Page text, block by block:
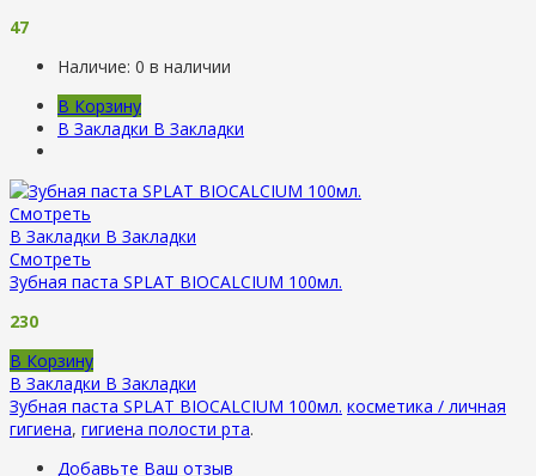
47
Наличие: 0 в наличии
В Корзину
В Закладки В Закладки
Смотреть
В Закладки В Закладки
Смотреть
Зубная паста SPLAT BIOCALCIUM 100мл.
230
В Корзину
В Закладки В Закладки
Зубная паста SPLAT BIOCALCIUM 100мл. косметика / личная
гигиена, гигиена полости рта.
Добавьте Ваш отзыв